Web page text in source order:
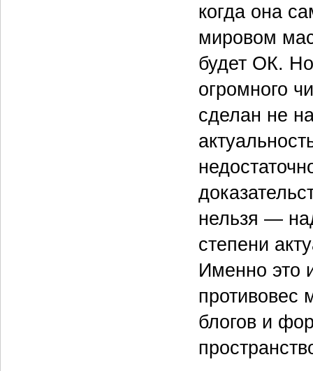
когда она
мировом
будет ОК.
огромного
сделан не
нельзя —
степени
Именно это
противовес
блогов и